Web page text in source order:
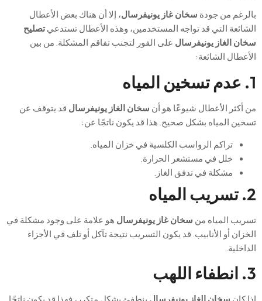
بالرغم من جودة سخان غاز يونيفرسال، إلا أن هناك بعض الأعطال
الشائعة التي قد تواجه المستخدمين، وهذه الأعطال تستدعيتصليح
سخان الغاز يونيفرسال على الفور لتجنب تفاقم المشكلة. من بين
الأعطال الشائعة:
1. عدم تسخين المياه
من أكثر الأعطال شيوعًا هو أن سخان الغاز يونيفرسال قد يتوقف عن
تسخين المياه بشكل صحيح. هذا قد يكون ناتجًا عن:
تراكم الرواسب الكلسية في خزان المياه.
خلل في مستشعر الحرارة.
مشكلة في تدفق الغاز.
2. تسريب المياه
تسريب المياه من سخان غاز يونيفرسال هو علامة على وجود مشكلة في
الخزان أو الأنابيب. قد يكون التسريب نتيجة تآكل أو تلف في الأجزاء
الداخلية.
3. انطفاء اللهب